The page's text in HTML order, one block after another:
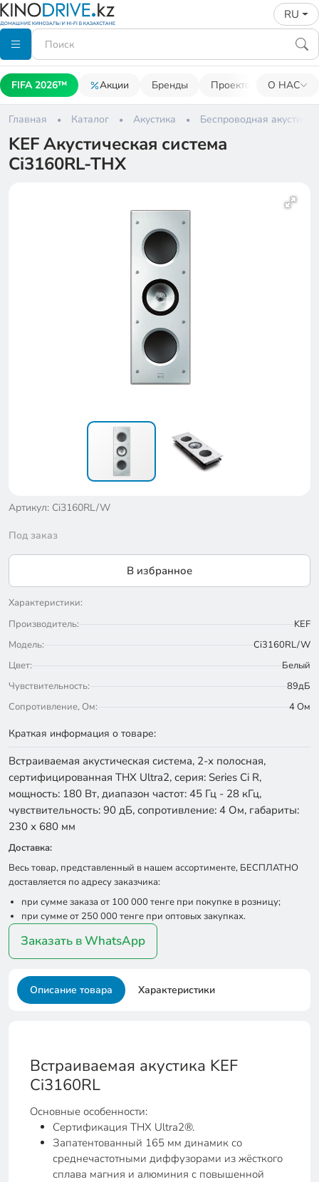
RU
FIFA 2026™ Акции Бренды Проекторы О НАС
Главная Каталог Акустика Беспроводная акустика
KEF Акустическая система
Ci3160RL-THX
Артикул: Ci3160RL/W
Под заказ
В избранное
Характеристики:
Производитель:
KEF
Модель:
Ci3160RL/W
Цвет:
Белый
Чувствительность:
89дБ
Сопротивление, Ом:
4 Ом
Краткая информация о товаре:
Встраиваемая акустическая система, 2-х полосная,
сертифицированная THX Ultra2, серия: Series Ci R,
мощность: 180 Вт, диапазон частот: 45 Гц - 28 кГц,
чувствительность: 90 дБ, сопротивление: 4 Ом, габариты:
230 х 680 мм
Доставка:
Весь товар, представленный в нашем ассортименте, БЕСПЛАТНО
доставляется по адресу заказчика:
при сумме заказа от 100 000 тенге при покупке в розницу;
при сумме от 250 000 тенге при оптовых закупках.
Заказать в WhatsApp
Описание товара Характеристики
Встраиваемая акустика KEF
Ci3160RL
Основные особенности:
Сертификация THX Ultra2®.
Запатентованный 165 мм динамик со
среднечастотными диффузорами из жёсткого
сплава магния и алюминия с повышенной